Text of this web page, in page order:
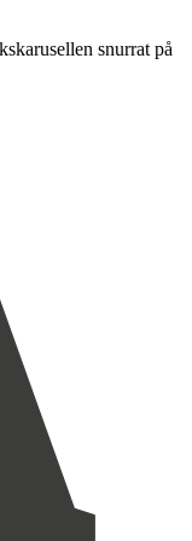
snurrat på